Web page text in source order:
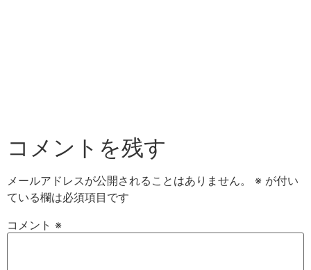
コメントを残す
メールアドレスが公開されることはありません。 ※ が付い
ている欄は必須項目です
コメント ※